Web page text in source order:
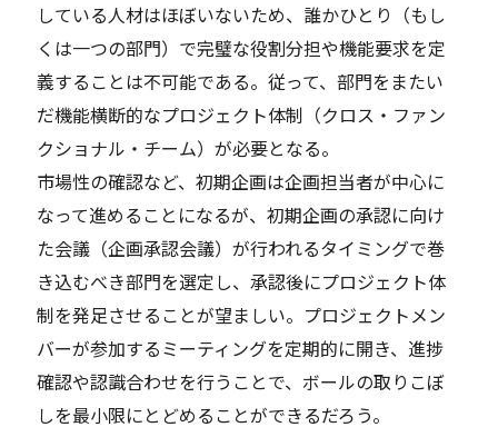
している人材はほぼいないため、誰かひとり（もし
くは一つの部門）で完璧な役割分担や機能要求を定
義することは不可能である。従って、部門をまたい
だ機能横断的なプロジェクト体制（クロス・ファン
クショナル・チーム）が必要となる。
市場性の確認など、初期企画は企画担当者が中心に
なって進めることになるが、初期企画の承認に向け
た会議（企画承認会議）が行われるタイミングで巻
き込むべき部門を選定し、承認後にプロジェクト体
制を発足させることが望ましい。プロジェクトメン
バーが参加するミーティングを定期的に開き、進捗
確認や認識合わせを行うことで、ボールの取りこぼ
しを最小限にとどめることができるだろう。